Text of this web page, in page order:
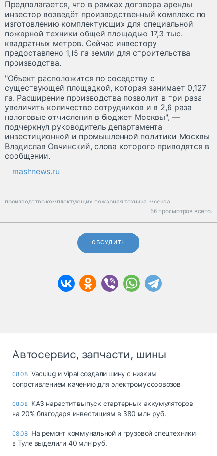
Предполагается, что в рамках договора аренды
инвестор возведёт производственный комплекс по
изготовлению комплектующих для специальной
пожарной техники общей площадью 17,3 тыс.
квадратных метров. Сейчас инвестору
предоставлено 1,15 га земли для строительства
производства.
"Объект расположится по соседству с
существующей площадкой, которая занимает 0,127
га. Расширение производства позволит в три раза
увеличить количество сотрудников и в 2,6 раза
налоговые отчисления в бюджет Москвы", —
подчеркнул руководитель департамента
инвестиционной и промышленной политики Москвы
Владислав Овчинский, слова которого приводятся в
сообщении.
mashnews.ru
производство комплектующих пожарная техника москва
56 просмотров всего.
ОБСУДИТЬ
Автосервис, запчасти, шины
08.08 Vaculug и Vipal создали шину с низким
сопротивлением качению для электромусоровозов
08.08 КАЗ нарастит выпуск стартерных аккумуляторов
на 20% благодаря инвестициям в 380 млн руб.
08.08 На ремонт коммунальной и грузовой спецтехники
в Туле выделили 40 млн руб.